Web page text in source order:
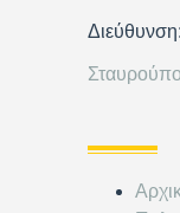
Διεύθυνση: